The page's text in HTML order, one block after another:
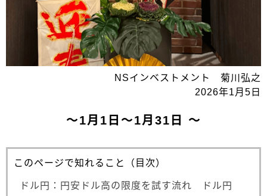
NSインベストメント 菊川弘之
2026年1月5日
～1月1日～1月31日 ～
このページで知れること（目次）
ドル円：円安ドル高の限度を試す流れ ドル円